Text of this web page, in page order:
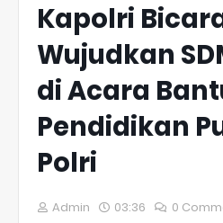
Kapolri
Wujudkan
di Acara
Pendidikan
Polri
Admin 03:36 0